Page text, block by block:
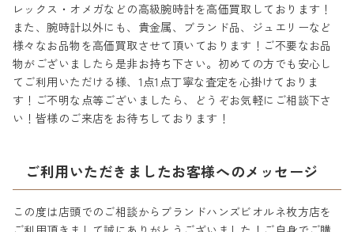
レックス・オメガなどの高級腕時計を高価買取しております！
また、腕時計以外にも、貴金属、ブランド品、ジュエリーなど
様々なお品物を高価買取させて頂いております！ご不要なお品
物がございましたら是非お持ち下さい。初めての方でも安心し
てご利用いただける様、1点1点丁寧な査定を心掛けておりま
す！ご不明な点等ございましたら、どうぞお気軽にご相談下さ
い！皆様のご来店をお待ちしております！
ご利用いただきましたお客様へのメッセージ
この度は店頭でのご相談からブランドハンズビオルネ枚方店を